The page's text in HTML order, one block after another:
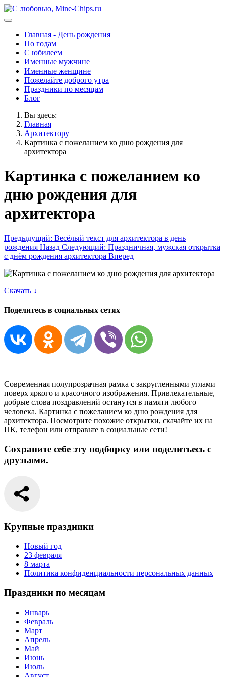
Главная - День рождения
По годам
С юбилеем
Именные мужчине
Именные женщине
Пожелайте доброго утра
Праздники по месяцам
Блог
Вы здесь:
Главная
Архитектору
Картинка с пожеланием ко дню рождения для
архитектора
Картинка с пожеланием ко
дню рождения для
архитектора
Предыдущий: Весёлый текст для архитектора в день
рождения Назад Следующий: Праздничная, мужская открытка
с днём рождения архитектора Вперед
Скачать ↓
Поделитесь в социальных сетях
Современная полупрозрачная рамка с закругленными углами
поверх яркого и красочного изображения. Привлекательные,
добрые слова поздравлений останутся в памяти любого
человека. Картинка с пожеланием ко дню рождения для
архитектора. Посмотрите похожие открытки, скачайте их на
ПК, телефон или отправьте в социальные сети!
Сохраните себе эту подборку или поделитьесь с
друзьями.
Крупные праздники
Новый год
23 февраля
8 марта
Политика конфиденциальности персональных данных
Праздники по месяцам
Январь
Февраль
Март
Апрель
Май
Июнь
Июль